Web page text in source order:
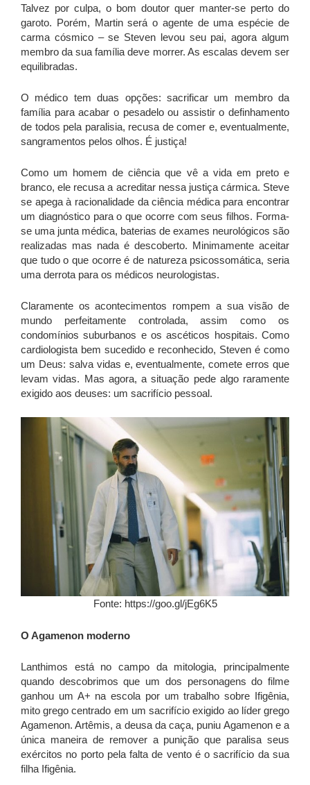
Talvez por culpa, o bom doutor quer manter-se perto do
garoto. Porém, Martin será o agente de uma espécie de
carma cósmico – se Steven levou seu pai, agora algum
membro da sua família deve morrer. As escalas devem ser
equilibradas.
O médico tem duas opções: sacrificar um membro da
família para acabar o pesadelo ou assistir o definhamento
de todos pela paralisia, recusa de comer e, eventualmente,
sangramentos pelos olhos. É justiça!
Como um homem de ciência que vê a vida em preto e
branco, ele recusa a acreditar nessa justiça cármica. Steve
se apega à racionalidade da ciência médica para encontrar
um diagnóstico para o que ocorre com seus filhos. Forma-
se uma junta médica, baterias de exames neurológicos são
realizadas mas nada é descoberto. Minimamente aceitar
que tudo o que ocorre é de natureza psicossomática, seria
uma derrota para os médicos neurologistas.
Claramente os acontecimentos rompem a sua visão de
mundo perfeitamente controlada, assim como os
condomínios suburbanos e os ascéticos hospitais. Como
cardiologista bem sucedido e reconhecido, Steven é como
um Deus: salva vidas e, eventualmente, comete erros que
levam vidas. Mas agora, a situação pede algo raramente
exigido aos deuses: um sacrifício pessoal.
Fonte: https://goo.gl/jEg6K5
O Agamenon moderno
Lanthimos está no campo da mitologia, principalmente
quando descobrimos que um dos personagens do filme
ganhou um A+ na escola por um trabalho sobre Ifigênia,
mito grego centrado em um sacrifício exigido ao líder grego
Agamenon. Artêmis, a deusa da caça, puniu Agamenon e a
única maneira de remover a punição que paralisa seus
exércitos no porto pela falta de vento é o sacrifício da sua
filha Ifigênia.